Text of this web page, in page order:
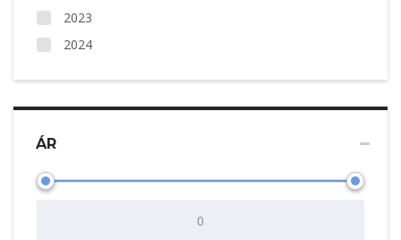
2023
2024
ÁR